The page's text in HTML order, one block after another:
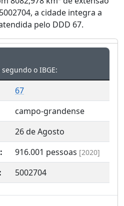
a cidade integra a
pelo DDD 67.
o IBGE:
67
campo-grandense
26 de Agosto
916.001 pessoas [2020]
5002704